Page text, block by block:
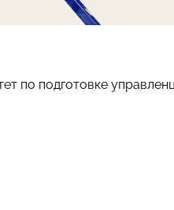
по подготовке